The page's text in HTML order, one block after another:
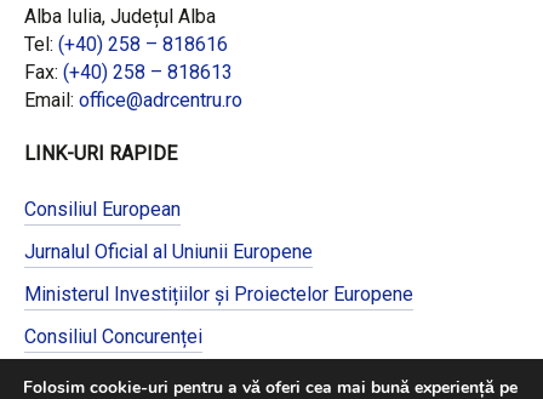
Alba Iulia, Județul Alba
Tel: (+40) 258 – 818616
Fax: (+40) 258 – 818613
Email: office@adrcentru.ro
LINK-URI RAPIDE
Consiliul European
Jurnalul Oficial al Uniunii Europene
Ministerul Investițiilor și Proiectelor Europene
Consiliul Concurenței
Folosim cookie-uri pentru a vă oferi cea mai bună experiență pe